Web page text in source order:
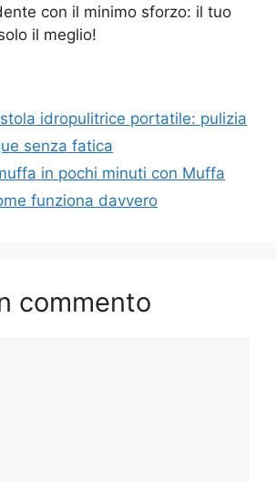
con il minimo sforzo: il tuo
il meglio!
idropulitrice portatile: pulizia
senza fatica
in pochi minuti con Muffa
funziona davvero
commento